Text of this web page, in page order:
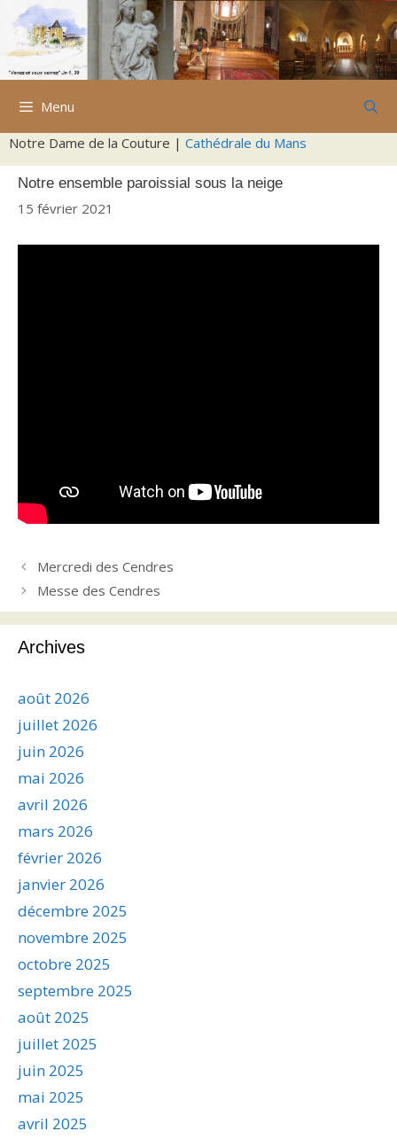
Aller
contenu
Menu
Notre Dame de la Couture | Cathédrale du Mans
Notre ensemble paroissial sous la neige
15 février 2021
Mercredi des Cendres
Messe des Cendres
Archives
août 2026
juillet 2026
juin 2026
mai 2026
avril 2026
mars 2026
février 2026
janvier 2026
décembre 2025
novembre 2025
octobre 2025
septembre 2025
août 2025
juillet 2025
juin 2025
mai 2025
avril 2025